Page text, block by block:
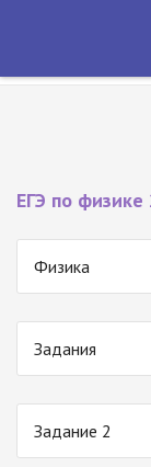
ЕГЭ по физике
Физика
Задания
Задание 2